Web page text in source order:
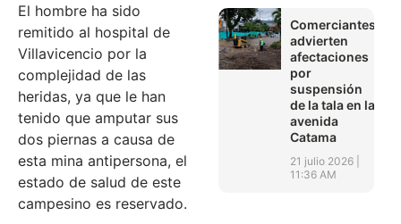
El hombre ha sido
remitido al hospital de
Villavicencio por la
complejidad de las
heridas, ya que le han
tenido que amputar sus
dos piernas a causa de
esta mina antipersona, el
estado de salud de este
campesino es reservado.
Comerciantes
advierten
afectaciones
por
suspensión
de la tala en la
avenida
Catama
21 julio 2026
11:36 AM